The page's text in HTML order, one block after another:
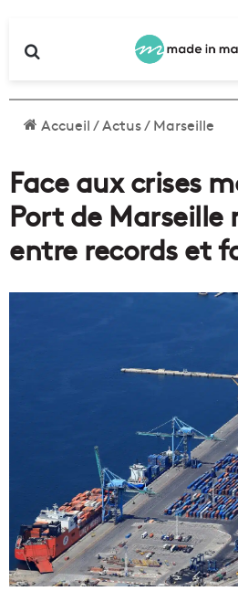
Accueil/Actus/Marseille
Face aux crises
Port de Marseille
entre records et